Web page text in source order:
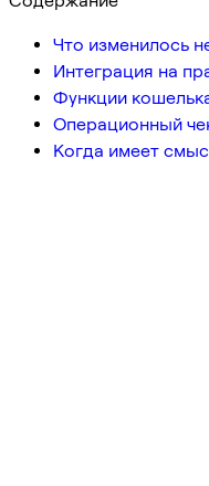
Что изменилось
Интеграция на
Функции
Операционный
Когда имеет